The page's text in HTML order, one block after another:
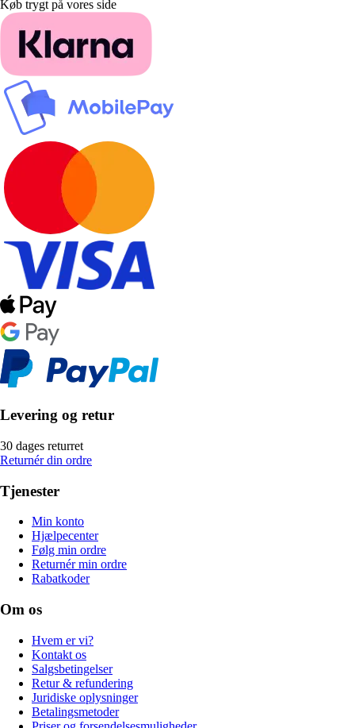
Køb trygt på vores side
Levering og retur
30 dages returret
Returnér din ordre
Tjenester
Min konto
Hjælpecenter
Følg min ordre
Returnér min ordre
Rabatkoder
Om os
Hvem er vi?
Kontakt os
Salgsbetingelser
Retur & refundering
Juridiske oplysninger
Betalingsmetoder